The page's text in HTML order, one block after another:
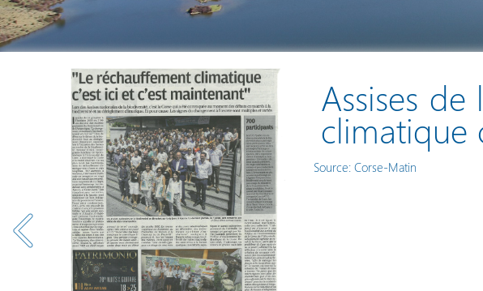
Assises
climatique
Source: Corse-Matin